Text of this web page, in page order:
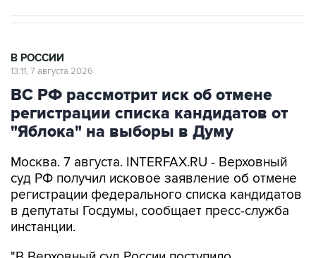
ВС РФ рассмотрит иск об отмене
регистрации списка кандидатов от
"Яблока" на выборы в Думу
Москва. 7 августа. INTERFAX.RU - Верховный
регистрации федерального списка кандидатов
в депутаты Госдумы, сообщает пресс-служба
инстанции.
"В Верховный суд России поступило